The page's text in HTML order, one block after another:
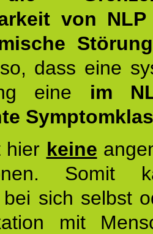
von NLP
dass eine
eine im
hier keine
Somit
sich selbst
mit